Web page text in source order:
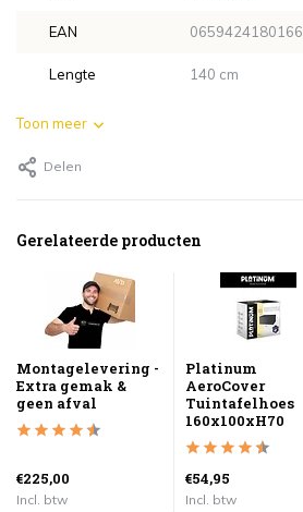
EAN 0659424180166
Lengte 140 cm
Toon meer
Delen
Gerelateerde producten
Montagelevering -
Extra gemak &
geen afval
€225,00
Incl. btw
Platinum
AeroCover
Tuintafelhoes
160x100xH70
€54,95
Incl. btw